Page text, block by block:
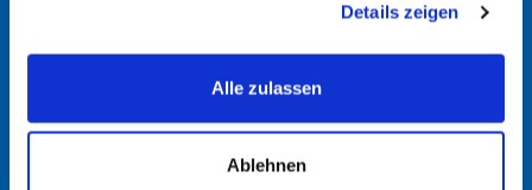
Details zeigen
Alle zulassen
Ablehnen
Manchmal sind die Spezifikationen direkt auf der alten
Batterie aufgedruckt. Dort finden Sie möglicherweise
Angaben wie Amperestunden (Ah), Kaltstartstrom (CCA)
und die physikalischen Abmessungen.